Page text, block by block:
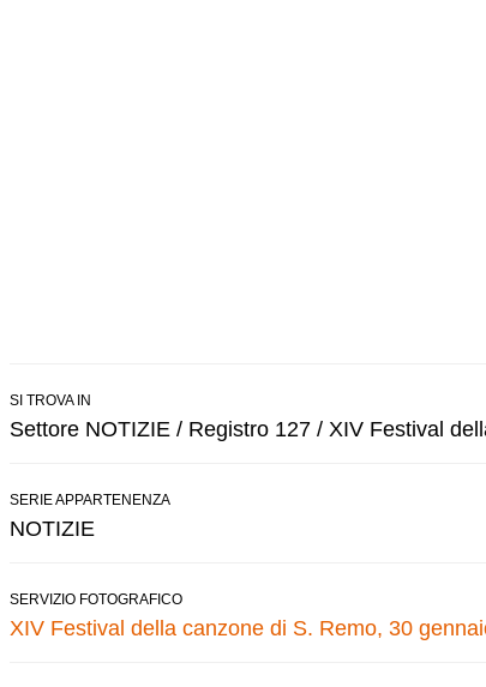
SI TROVA IN
Settore NOTIZIE / Registro 127 / XIV Festival
SERIE APPARTENENZA
NOTIZIE
SERVIZIO FOTOGRAFICO
XIV Festival della canzone di S. Remo, 30